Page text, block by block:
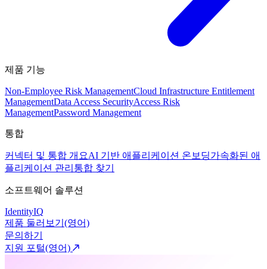
제품 기능
Non-Employee Risk ManagementCloud Infrastructure Entitlement
ManagementData Access SecurityAccess Risk
ManagementPassword Management
통합
커넥터 및 통합 개요AI 기반 애플리케이션 온보딩가속화된 애
플리케이션 관리 통합 찾기
소프트웨어 솔루션
IdentityIQ
제품 둘러보기(영어)
문의하기
지원 포털(영어)